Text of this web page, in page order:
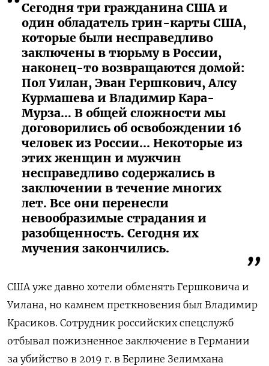
Сегодня три гражданина США и
один обладатель грин-карты США,
которые были несправедливо
заключены в тюрьму в России,
наконец-то возвращаются домой:
Пол Уилан, Эван Гершкович, Алсу
Курмашева и Владимир Кара-
Мурза… В общей сложности мы
договорились об освобождении 16
человек из России... Некоторые из
этих женщин и мужчин
несправедливо содержались в
заключении в течение многих
лет. Все они перенесли
невообразимые страдания и
разобщенность. Сегодня их
мучения закончились.
США уже давно хотели обменять Гершковича и
Уилана, но камнем преткновения был Владимир
Красиков. Сотрудник российских спецслужб
отбывал пожизненное заключение в Германии
за убийство в 2019 г. в Берлине Зелимхана